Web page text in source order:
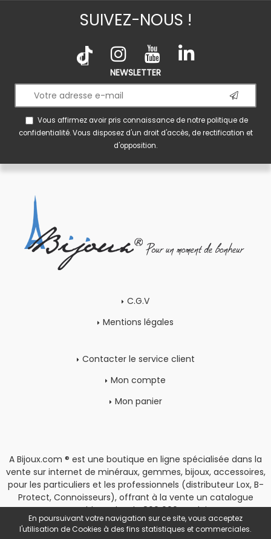
SUIVEZ-NOUS !
NEWSLETTER
Vous affirmez avoir pris connaissance de notrepolitique de
confidentialité. Vous disposez d'un droit d'accès, de rectification et
d'opposition.
C.G.V
Mentions légales
Contacter le service client
Mon compte
Mon panier
A Bijoux.com ® est une boutique en ligne spécialisée dans la
vente sur internet de minéraux, gemmes, bijoux, accessoires,
pour les particuliers et les professionnels (distributeur Lox, B-
Protect, Connoisseurs), offrant à la vente un catalogue
rassemblant plus de 800 000 produits.
Copyright| Espace Pro
En poursuivant votre navigation sur ce site, vous acceptez
l'utilisation de Cookies à des fins statistiques et commerciales.